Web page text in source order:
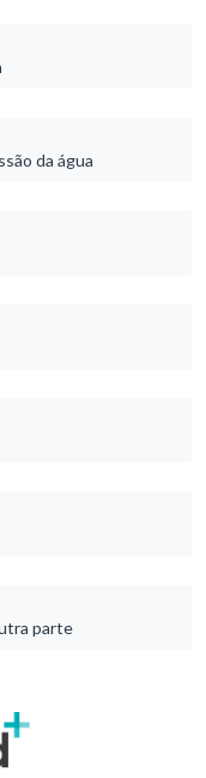
da água
parte